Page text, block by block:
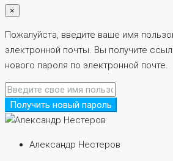
×
Пожалуйста, введите ваше имя
электронной почты. Вы получите
нового пароля по электронной почте.
Получить новый пароль
Александр Нестеров